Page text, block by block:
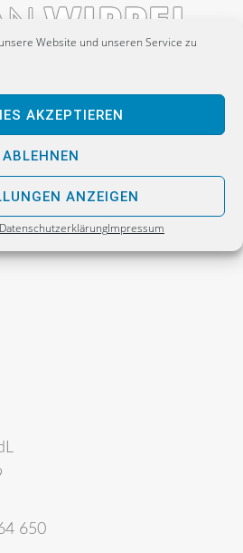
Website und unseren Service zu
AKZEPTIEREN
ABLEHNEN
ANZEIGEN
DatenschutzerklärungImpressum
650